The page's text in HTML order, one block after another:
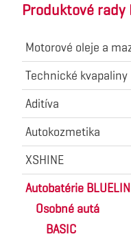
Produktové rady
Motorové oleje a
Technické kvapaliny
Aditíva
Autokozmetika
XSHINE
Autobatérie
Osobné autá
BASIC